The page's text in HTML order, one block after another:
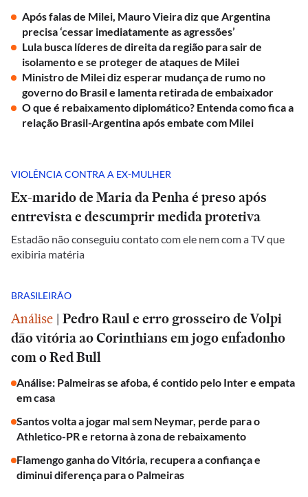
Após falas de Milei, Mauro Vieira diz que Argentina
precisa ‘cessar imediatamente as agressões’
Lula busca líderes de direita da região para sair de
isolamento e se proteger de ataques de Milei
Ministro de Milei diz esperar mudança de rumo no
governo do Brasil e lamenta retirada de embaixador
O que é rebaixamento diplomático? Entenda como fica a
relação Brasil-Argentina após embate com Milei
VIOLÊNCIA CONTRA A EX-MULHER
Ex-marido de Maria da Penha é preso após
entrevista e descumprir medida protetiva
Estadão não conseguiu contato com ele nem com a TV que
exibiria matéria
BRASILEIRÃO
Análise | Pedro Raul e erro grosseiro de Volpi
dão vitória ao Corinthians em jogo enfadonho
com o Red Bull
Análise: Palmeiras se afoba, é contido pelo Inter e empata
em casa
Santos volta a jogar mal sem Neymar, perde para o
Athletico-PR e retorna à zona de rebaixamento
Flamengo ganha do Vitória, recupera a confiança e
diminui diferença para o Palmeiras